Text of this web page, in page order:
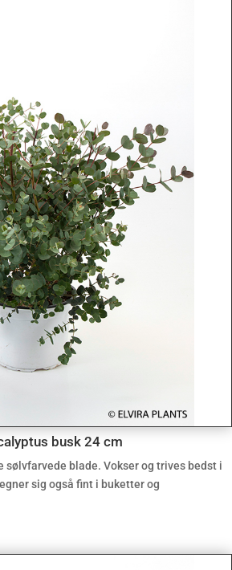
busk 24 cm
sølvfarvede blade. Vokser og trives bedst i
sig også fint i buketter og